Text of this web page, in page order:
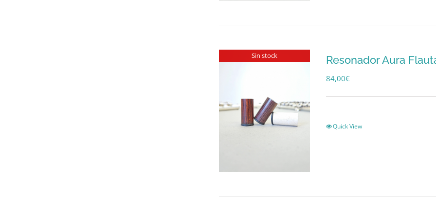
Sin stock Resonador Aura
84,00€
Quick View